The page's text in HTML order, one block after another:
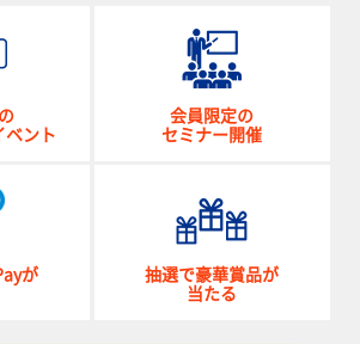
ベント
会員限定の
セミナー開催
が
抽選で豪華賞品が
当たる